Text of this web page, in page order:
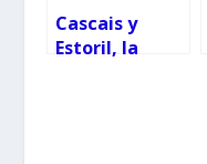
Cascais y
Estoril, la